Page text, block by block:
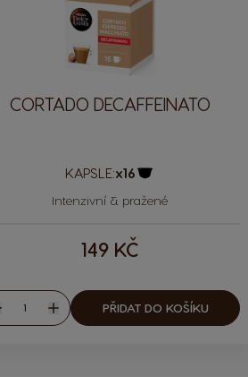
CORTADO DECAFFEINATO
KAPSLE:x16
Intenzivní & pražené
149 KČ
Množství
Zvýšit
PŘIDAT DO KOŠÍKU